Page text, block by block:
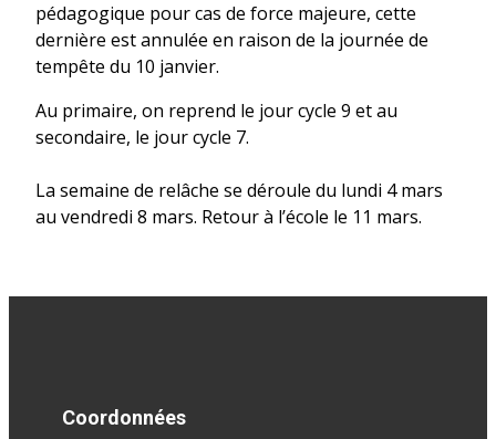
pédagogique pour cas de force majeure, cette
dernière est annulée en raison de la journée de
tempête du 10 janvier.
Au primaire, on reprend le jour cycle 9 et au
secondaire, le jour cycle 7.
La semaine de relâche se déroule du lundi 4 mars
au vendredi 8 mars. Retour à l’école le 11 mars.
Coordonnées